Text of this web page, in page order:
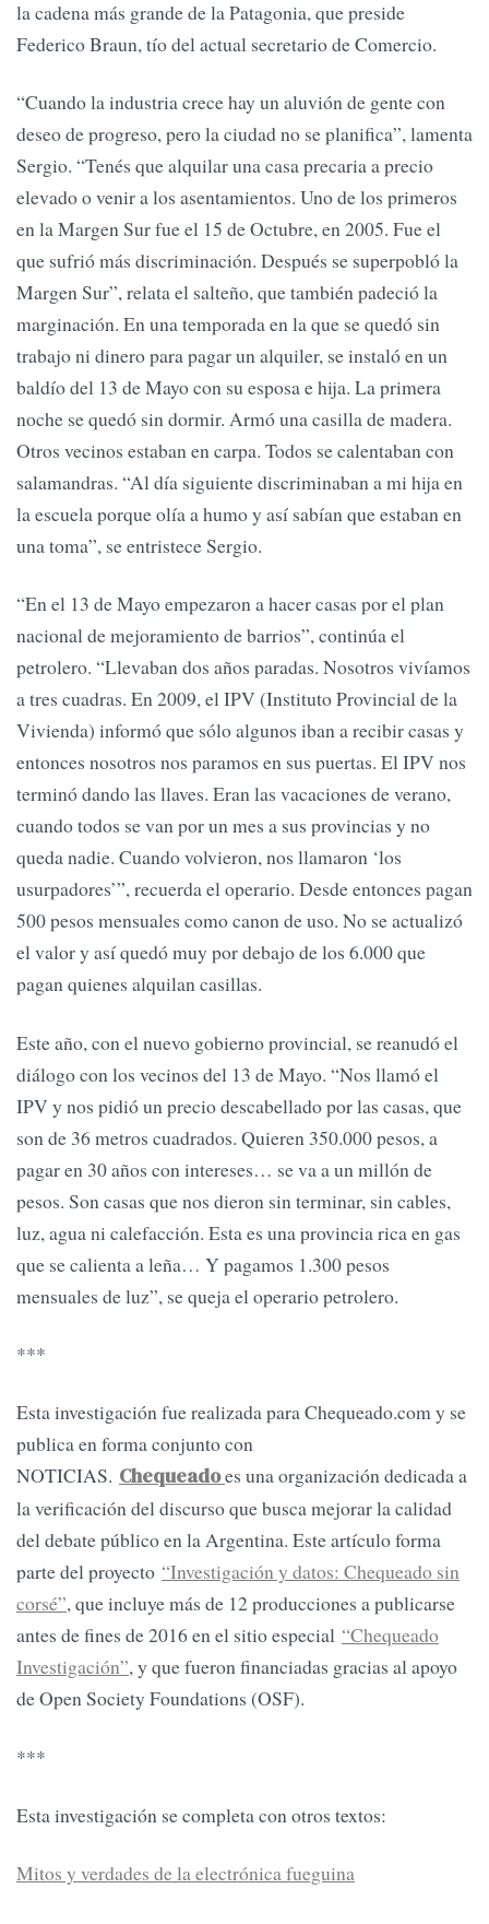
la cadena más grande de la Patagonia, que preside
Federico Braun, tío del actual secretario de Comercio.
“Cuando la industria crece hay un aluvión de gente con
deseo de progreso, pero la ciudad no se planifica”, lamenta
Sergio. “Tenés que alquilar una casa precaria a precio
elevado o venir a los asentamientos. Uno de los primeros
en la Margen Sur fue el 15 de Octubre, en 2005. Fue el
que sufrió más discriminación. Después se superpobló la
Margen Sur”, relata el salteño, que también padeció la
marginación. En una temporada en la que se quedó sin
trabajo ni dinero para pagar un alquiler, se instaló en un
baldío del 13 de Mayo con su esposa e hija. La primera
noche se quedó sin dormir. Armó una casilla de madera.
Otros vecinos estaban en carpa. Todos se calentaban con
salamandras. “Al día siguiente discriminaban a mi hija en
la escuela porque olía a humo y así sabían que estaban en
una toma”, se entristece Sergio.
“En el 13 de Mayo empezaron a hacer casas por el plan
nacional de mejoramiento de barrios”, continúa el
petrolero. “Llevaban dos años paradas. Nosotros vivíamos
a tres cuadras. En 2009, el IPV (Instituto Provincial de la
Vivienda) informó que sólo algunos iban a recibir casas y
entonces nosotros nos paramos en sus puertas. El IPV nos
terminó dando las llaves. Eran las vacaciones de verano,
cuando todos se van por un mes a sus provincias y no
queda nadie. Cuando volvieron, nos llamaron ‘los
usurpadores’”, recuerda el operario. Desde entonces pagan
500 pesos mensuales como canon de uso. No se actualizó
el valor y así quedó muy por debajo de los 6.000 que
pagan quienes alquilan casillas.
Este año, con el nuevo gobierno provincial, se reanudó el
diálogo con los vecinos del 13 de Mayo. “Nos llamó el
IPV y nos pidió un precio descabellado por las casas, que
son de 36 metros cuadrados. Quieren 350.000 pesos, a
pagar en 30 años con intereses… se va a un millón de
pesos. Son casas que nos dieron sin terminar, sin cables,
luz, agua ni calefacción. Esta es una provincia rica en gas
que se calienta a leña… Y pagamos 1.300 pesos
mensuales de luz”, se queja el operario petrolero.
***
Esta investigación fue realizada para Chequeado.com y se
publica en forma conjunto con
NOTICIAS. Chequeadoes una organización dedicada a
la verificación del discurso que busca mejorar la calidad
del debate público en la Argentina. Este artículo forma
parte del proyecto “Investigación y datos: Chequeado sin
corsé”, que incluye más de 12 producciones a publicarse
antes de fines de 2016 en el sitio especial “Chequeado
Investigación”, y que fueron financiadas gracias al apoyo
de Open Society Foundations (OSF).
***
Esta investigación se completa con otros textos:
Mitos y verdades de la electrónica fueguina